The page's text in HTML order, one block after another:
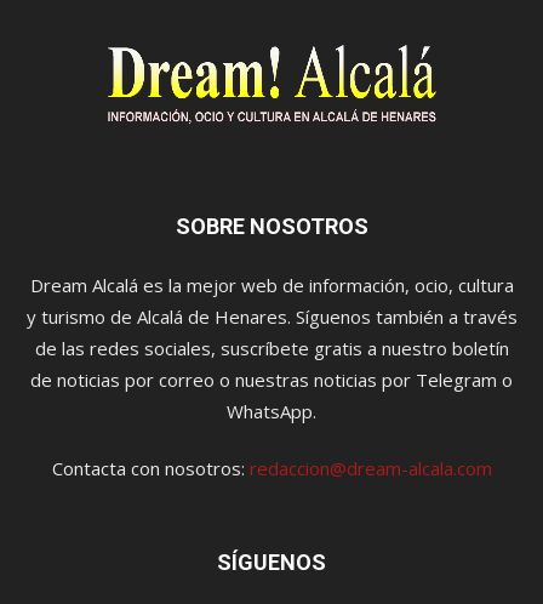
SOBRE NOSOTROS
Dream Alcalá es la mejor web de información, ocio, cultura
y turismo de Alcalá de Henares. Síguenos también a través
de las redes sociales, suscríbete gratis a nuestro boletín
de noticias por correo o nuestras noticias por Telegram o
WhatsApp.
Contacta con nosotros: redaccion@dream-alcala.com
SÍGUENOS